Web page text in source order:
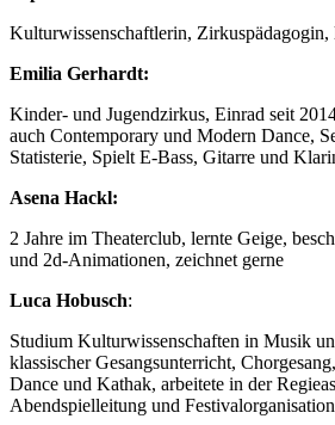
Kulturwissenschaftlerin, Zirkuspädagogin,
Emilia Gerhardt:
Kinder- und Jugendzirkus, Einrad seit
auch Contemporary und Modern Dance,
Statisterie, Spielt E-Bass, Gitarre und
Asena Hackl:
2 Jahre im Theaterclub, lernte Geige,
und 2d-Animationen, zeichnet gerne
Luca Hobusch:
Studium Kulturwissenschaften in Musik
klassischer Gesangsunterricht,
Dance und Kathak, arbeitete in der
Abendspielleitung und Festivalorganisation